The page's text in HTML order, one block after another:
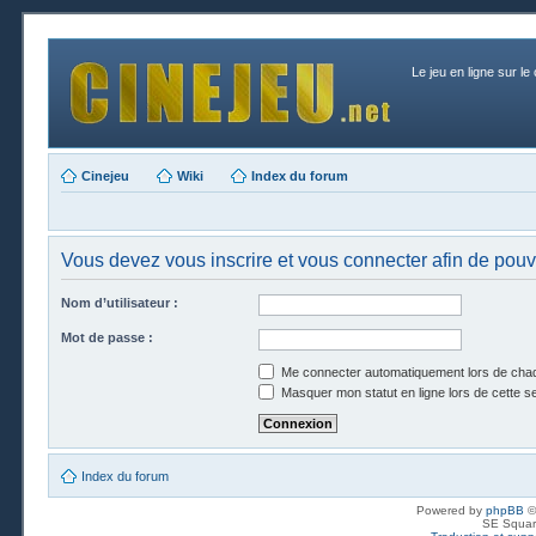
Le jeu en ligne sur le
Cinejeu Wiki Index du forum
Vous devez vous inscrire et vous connecter afin de
Nom d’utilisateur :
Mot de passe :
Me connecter automatiquement lors de
Masquer mon statut en ligne lors de cette
Index du forum
Powered by phpBB
SE